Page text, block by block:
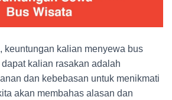
keuntungan kalian menyewa bus
kalian rasakan adalah
dan kebebasan untuk menikmati
akan membahas alasan dan